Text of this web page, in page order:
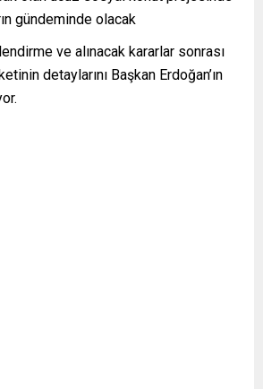
gündeminde olacak
ve alınacak kararlar sonrası
detaylarını Başkan Erdoğan’ın